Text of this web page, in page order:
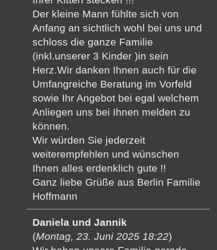
Der kleine Mann fühlte sich von
Anfang an sichtlich wohl bei uns und
schloss die ganze Familie
(inkl.unserer 3 Kinder )in sein
Herz.Wir danken Ihnen auch für die
Umfangreiche Beratung im Vorfeld
sowie Ihr Angebot bei egal welchem
Anliegen uns bei Ihnen melden zu
können.
Wir würden Sie jederzeit
weiterempfehlen und wünschen
Ihnen alles erdenklich gute !!
Ganz liebe Grüße aus Berlin Familie
Hoffmann
Daniela und Jannik
(Montag, 23. Juni 2025 18:22)